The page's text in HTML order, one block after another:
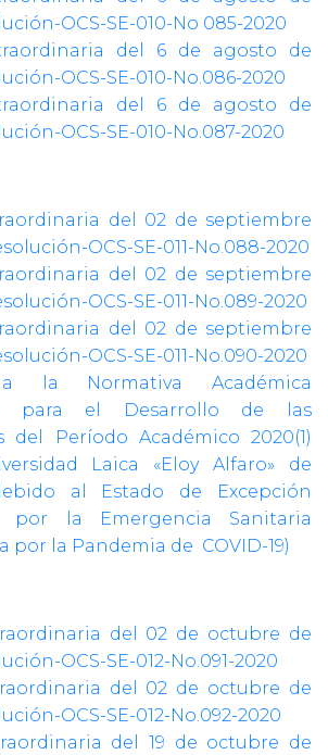
OCS-SE-010-No 085-2020
del 6 de agosto de
OCS-SE-010-No.086-2020
del 6 de agosto de
OCS-SE-010-No.087-2020
del 02 de septiembre
OCS-SE-011-No.088-2020
del 02 de septiembre
OCS-SE-011-No.089-2020
del 02 de septiembre
OCS-SE-011-No.090-2020
la Normativa Académica
para el Desarrollo de las
del Período Académico 2020(1)
Laica «Eloy Alfaro» de
al Estado de Excepción
por la Emergencia Sanitaria
por la Pandemia de COVID-19)
del 02 de octubre de
OCS-SE-012-No.091-2020
del 02 de octubre de
OCS-SE-012-No.092-2020
del 19 de octubre de